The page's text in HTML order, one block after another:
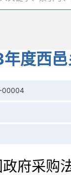
度西邑
00004
政府采购